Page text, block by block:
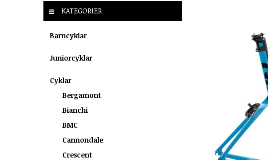
KATEGORIER
Barncyklar
Juniorcyklar
Cyklar
Bergamont
Bianchi
BMC
Cannondale
Crescent